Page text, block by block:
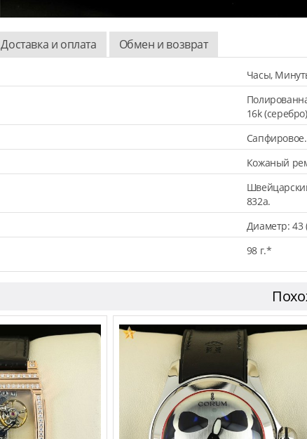
Доставка и оплата Обмен и возврат
Часы,
16k
Сапфировое.
Кожаный
832a.
Диаметр:
98 г.*